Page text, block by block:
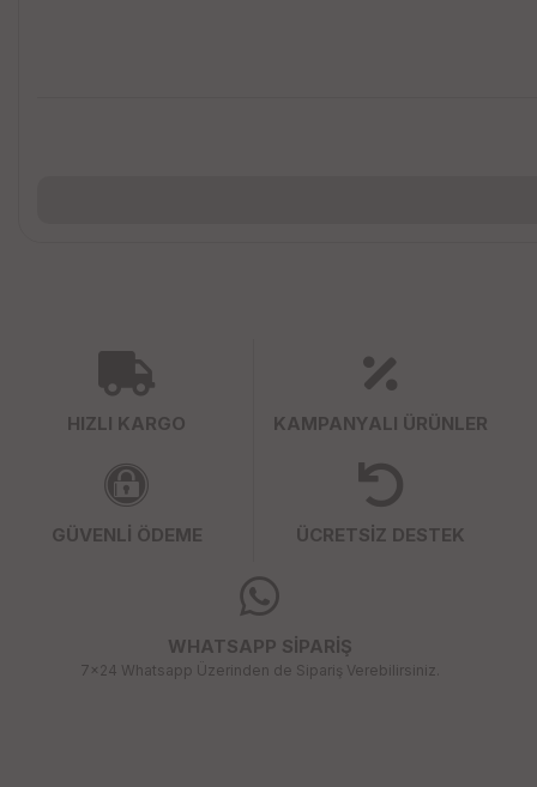
HIZLI KARGO KAMPANYALI ÜRÜNLER
GÜVENLİ ÖDEME ÜCRETSİZ DESTEK
WHATSAPP SİPARİŞ
7x24 Whatsapp Üzerinden de Sipariş Verebilirsiniz.